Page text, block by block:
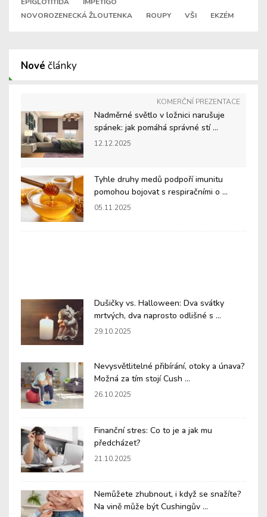
EPIGLOTITIDA
IMPETIGO
NOVOROZENECKÁ ŽLOUTENKA
ROUPY VŠI EKZÉM
Nové články
KOMERČNÍ PREZENTACE
Nadměrné světlo v ložnici narušuje
spánek: jak pomáhá správné stí ...
12.12.2025
Tyhle druhy medů podpoří imunitu
pomohou bojovat s respiračními o ...
05.11.2025
Dušičky vs. Halloween: Dva svátky
mrtvých, dva naprosto odlišné s ...
29.10.2025
Nevysvětlitelné přibírání, otoky a únava?
Možná za tím stojí Cush ...
26.10.2025
Finanční stres: Co to je a jak mu
předcházet?
21.10.2025
Nemůžete zhubnout, i když se snažíte?
Na vině může být Cushingův ...